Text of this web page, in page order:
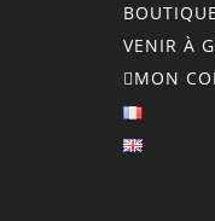
VENIR À
MON